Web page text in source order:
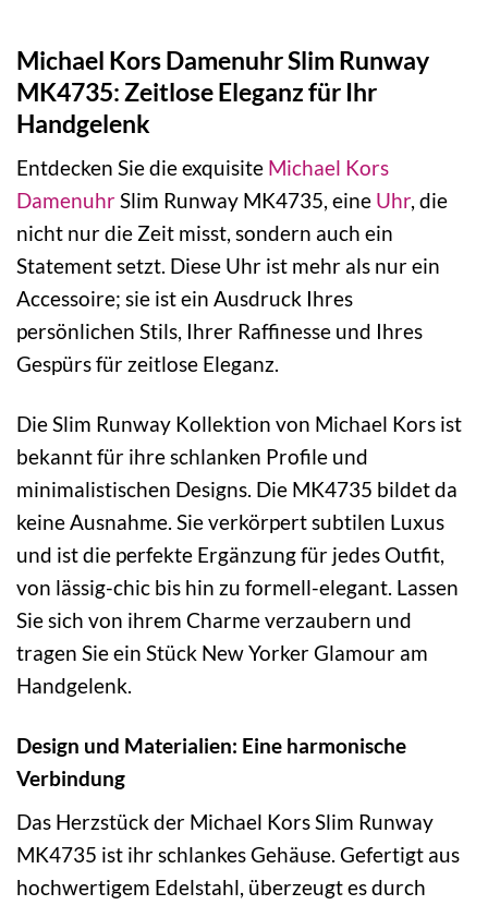
Michael Kors Damenuhr Slim Runway
MK4735: Zeitlose Eleganz für Ihr
Handgelenk
Entdecken Sie die exquisite Michael Kors
DamenuhrSlim Runway MK4735, eine Uhr, die
nicht nur die Zeit misst, sondern auch ein
Statement setzt. Diese Uhr ist mehr als nur ein
Accessoire; sie ist ein Ausdruck Ihres
persönlichen Stils, Ihrer Raffinesse und Ihres
Gespürs für zeitlose Eleganz.
Die Slim Runway Kollektion von Michael Kors ist
bekannt für ihre schlanken Profile und
minimalistischen Designs. Die MK4735 bildet da
keine Ausnahme. Sie verkörpert subtilen Luxus
und ist die perfekte Ergänzung für jedes Outfit,
von lässig-chic bis hin zu formell-elegant. Lassen
Sie sich von ihrem Charme verzaubern und
tragen Sie ein Stück New Yorker Glamour am
Handgelenk.
Design und Materialien: Eine harmonische
Verbindung
Das Herzstück der Michael Kors Slim Runway
MK4735 ist ihr schlankes Gehäuse. Gefertigt aus
hochwertigem Edelstahl, überzeugt es durch